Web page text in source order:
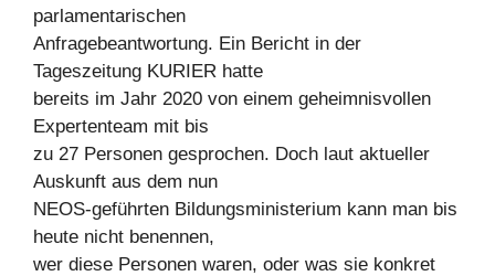
parlamentarischen
Anfragebeantwortung. Ein Bericht in der
Tageszeitung KURIER hatte
bereits im Jahr 2020 von einem geheimnisvollen
Expertenteam mit bis
zu 27 Personen gesprochen. Doch laut aktueller
Auskunft aus dem nun
NEOS-geführten Bildungsministerium kann man bis
heute nicht benennen,
wer diese Personen waren, oder was sie konkret